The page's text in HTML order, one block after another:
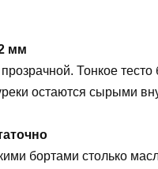
мм
Тонкое
остаются сырыми
бортами столько